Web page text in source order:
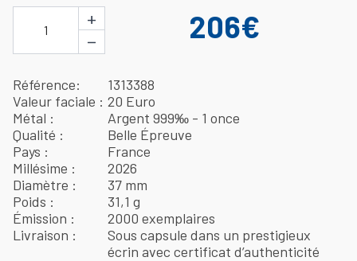
1
+
−
206€
Référence
1313388
Valeur faciale
20 Euro
Métal
Argent 999‰ - 1 once
Qualité
Belle Épreuve
Pays
France
Millésime
2026
Diamètre
37 mm
Poids
31,1 g
Émission
2000 exemplaires
Livraison
Sous capsule dans un prestigieux
écrin avec certificat d’authenticité